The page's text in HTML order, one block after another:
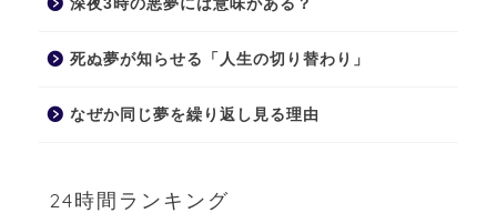
深夜3時の悪夢には意味がある？
死ぬ夢が知らせる「人生の切り替わり」
なぜか同じ夢を繰り返し見る理由
24時間ランキング